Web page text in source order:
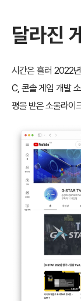
달라진
시간은 흘러 2022
C, 콘솔 게임 개발
평을 받은 소울라이